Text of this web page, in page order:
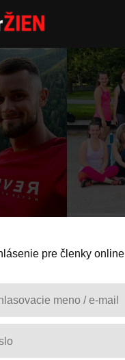
pre členky